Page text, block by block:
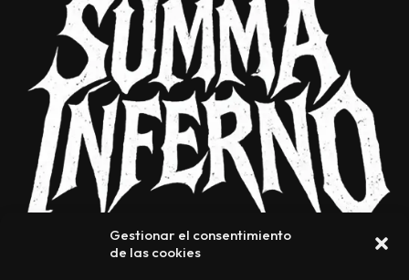
Gestionar el consentimiento
de las cookies